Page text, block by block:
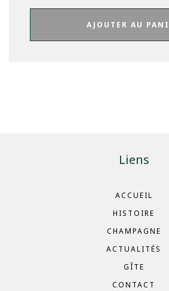
AJOUTER AU
Liens
ACCUEIL
HISTOIRE
CHAMPAGNE
ACTUALITÉS
GÎTE
CONTACT